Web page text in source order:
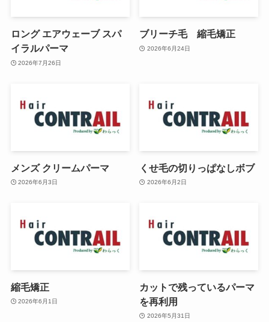
ロング エアウェーブ スパ
イラルパーマ
2026年7月26日
ブリーチ毛 縮毛矯正
2026年6月24日
メンズ クリームパーマ
2026年6月3日
くせ毛の切りっぱなしボブ
2026年6月2日
縮毛矯正
2026年6月1日
カットで残っているパーマ
を再利用
2026年5月31日